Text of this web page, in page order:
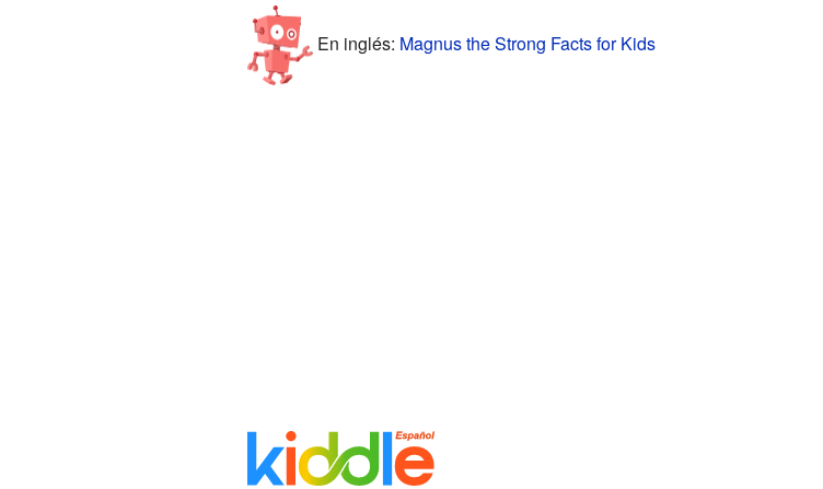
En inglés: Magnus the Strong Facts for Kids